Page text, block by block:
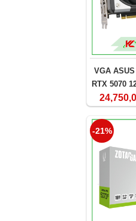
VGA
RTX 5070
(TUF-
-21%